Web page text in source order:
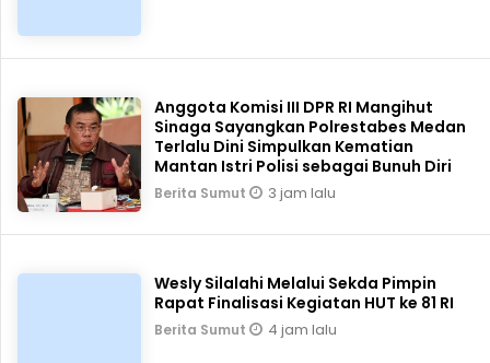
Anggota Komisi III DPR RI Mangihut
Sinaga Sayangkan Polrestabes Medan
Terlalu Dini Simpulkan Kematian
Mantan Istri Polisi sebagai Bunuh Diri
Berita Sumut 3 jam lalu
Wesly Silalahi Melalui Sekda Pimpin
Rapat Finalisasi Kegiatan HUT ke 81 RI
Berita Sumut 4 jam lalu